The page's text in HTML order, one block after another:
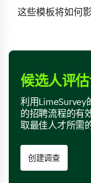
这些模板将如何
候选人评
利用LimeSurvey
的招聘流程的有
取最佳人才所需
创建调查